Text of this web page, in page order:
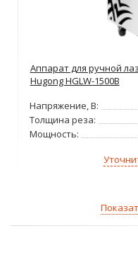
Аппарат для ручной
Hugong HGLW-1500B
Напряжение, В:
Толщина реза:
Мощность: